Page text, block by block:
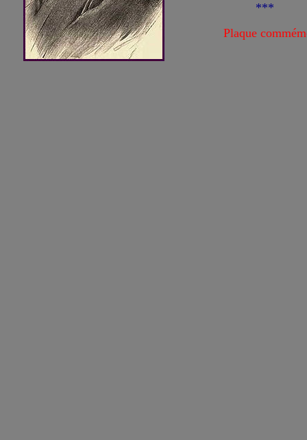
***
Plaque